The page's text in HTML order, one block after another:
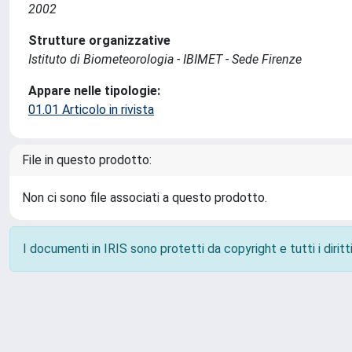
2002
Strutture organizzative
Istituto di Biometeorologia - IBIMET - Sede Firenze
Appare nelle tipologie:
01.01 Articolo in rivista
File in questo prodotto:
Non ci sono file associati a questo prodotto.
I documenti in IRIS sono protetti da copyright e tutti i